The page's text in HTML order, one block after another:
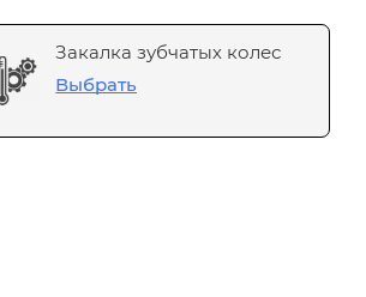
Закалка зубчатых колес
Выбрать